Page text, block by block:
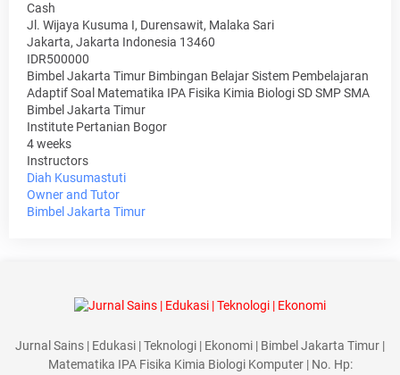
Cash
Jl. Wijaya Kusuma I, Durensawit, Malaka Sari
Jakarta, Jakarta Indonesia 13460
IDR500000
Bimbel Jakarta Timur Bimbingan Belajar Sistem Pembelajaran
Adaptif Soal Matematika IPA Fisika Kimia Biologi SD SMP SMA
Bimbel Jakarta Timur
Institute Pertanian Bogor
4 weeks
Instructors
Diah Kusumastuti
Owner and Tutor
Bimbel Jakarta Timur
Jurnal Sains | Edukasi | Teknologi | Ekonomi | Bimbel Jakarta Timur |
Matematika IPA Fisika Kimia Biologi Komputer | No. Hp: